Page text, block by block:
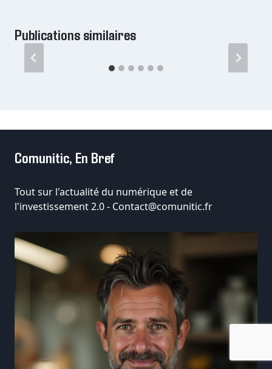
Publications similaires
Comunitic, En Bref
Tout sur l'actualité du numérique et de
l'investissement 2.0 - Contact@comunitic.fr